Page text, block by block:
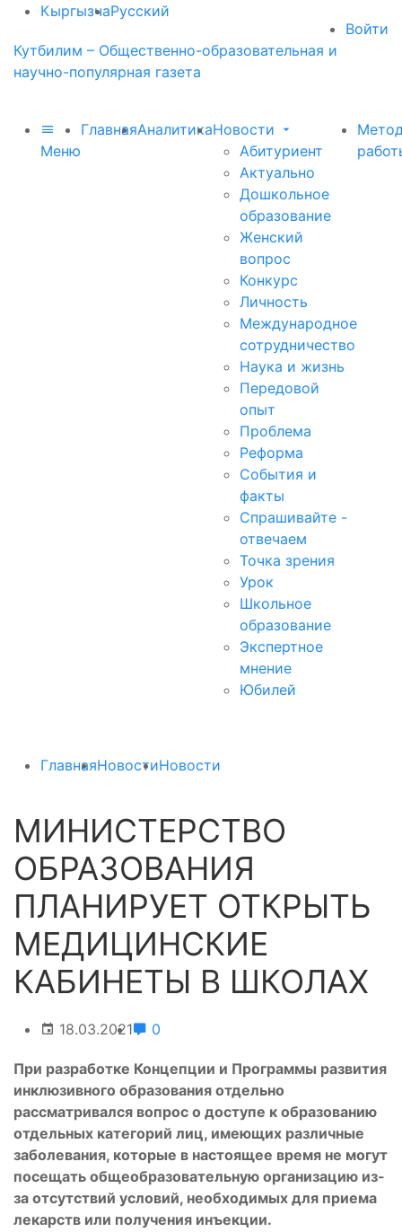
КыргызчаРусский
Войти
Кутбилим – Общественно-образовательная и
научно-популярная газета
Меню
ГлавнаяАналитикаНовости
Абитуриент
Актуально
Дошкольное
образование
Женский
вопрос
Конкурс
Личность
Международное
сотрудничество
Наука и жизнь
Передовой
опыт
Проблема
Реформа
События и
факты
Спрашивайте -
отвечаем
Точка зрения
Урок
Школьное
образование
Экспертное
мнение
Юбилей
ГлавнаяНовостиНовости
МИНИСТЕРСТВО
ОБРАЗОВАНИЯ
ПЛАНИРУЕТ ОТКРЫТЬ
МЕДИЦИНСКИЕ
КАБИНЕТЫ В ШКОЛАХ
18.03.2021 0
При разработке Концепции и Программы развития
инклюзивного образования отдельно
рассматривался вопрос о доступе к образованию
отдельных категорий лиц, имеющих различные
заболевания, которые в настоящее время не могут
посещать общеобразовательную организацию из-
за отсутствий условий, необходимых для приема
лекарств или получения инъекции.